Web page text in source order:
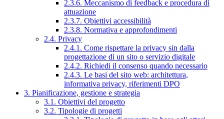
2.3.6. Meccanismo di feedback e procedura di
attuazione
2.3.7. Obiettivi accessibilità
2.3.8. Normativa e approfondimenti
2.4. Privacy
2.4.1. Come rispettare la privacy sin dalla
progettazione di un sito o servizio digitale
2.4.2. Richiedi il consenso quando necessario
2.4.3. Le basi del sito web: architettura,
informativa privacy, riferimenti DPO
3. Pianificazione, gestione e strategia
3.1. Obiettivi del progetto
3.2. Tipologie di progetti